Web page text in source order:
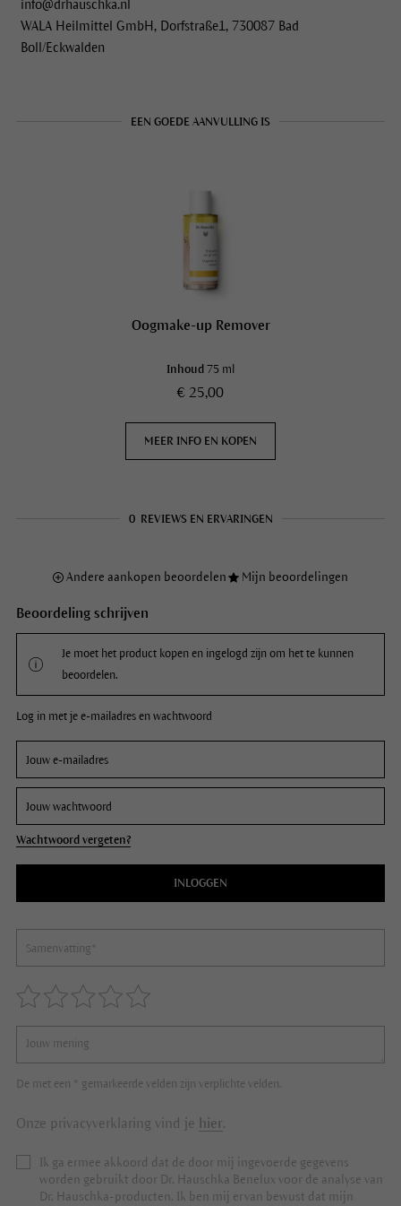
info@drhauschka.nl
WALA Heilmittel GmbH, Dorfstraße1, 730087 Bad
Boll/Eckwalden
EEN GOEDE AANVULLING IS
Oogmake-up Remover
Inhoud 75 ml
€ 25,00
MEER INFO EN KOPEN
0 REVIEWS EN ERVARINGEN
Andere aankopen beoordelen Mijn beoordelingen
Beoordeling schrijven
Je moet het product kopen en ingelogd zijn om het te kunnen
beoordelen.
Log in met je e-mailadres en wachtwoord
Wachtwoord vergeten?
INLOGGEN
De met een * gemarkeerde velden zijn verplichte velden.
Onze privacyverklaring vind je hier.
Ik ga ermee akkoord dat de door mij ingevoerde gegevens
worden gebruikt door Dr. Hauschka Benelux voor de analyse van
Dr. Hauschka-producten. Ik ben mij ervan bewust dat mijn